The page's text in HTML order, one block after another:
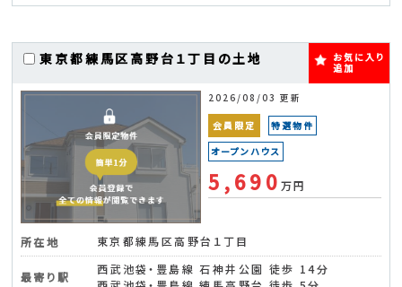
東京都練馬区高野台１丁目の土地
お気に入り
追加
2026/08/03 更新
会員限定
特選物件
オープンハウス
5,690万円
所在地 東京都練馬区高野台１丁目
最寄り駅
西武池袋・豊島線 石神井公園 徒歩 14分